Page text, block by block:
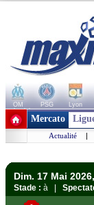
OM PSG Lyon
+ de clubs
Mercato
Actualité |
Dim. 17 Mai
Stade : à |